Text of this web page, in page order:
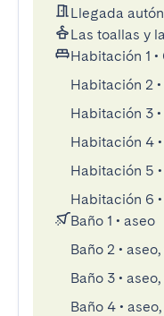
Llegada
Las toallas y
Habitación 1 •
Habitación 2 •
Habitación 3 •
Habitación 4 •
Habitación 5 •
Habitación 6 •
Baño 1 • aseo
Baño 2 •
Baño 3 •
Baño 4 •